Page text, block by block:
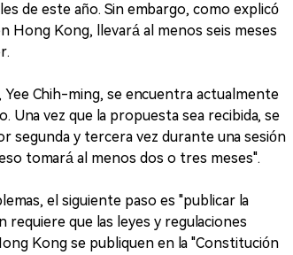
de este año. Sin embargo, como explicó
Hong Kong, llevará al menos seis meses
Chih-ming, se encuentra actualmente
Una vez que la propuesta sea recibida, se
segunda y tercera vez durante una sesión
tomará al menos dos o tres meses".
el siguiente paso es "publicar la
requiere que las leyes y regulaciones
Kong se publiquen en la "Constitución